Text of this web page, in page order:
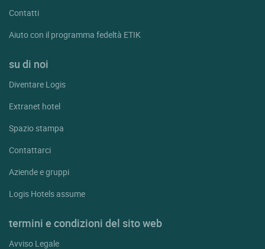
Contatti
Aiuto con il programma fedeltà ETIK
su di noi
Diventare Logis
Extranet hotel
Spazio stampa
Contattarci
Aziende e gruppi
Logis Hotels assume
termini e condizioni del sito web
Avviso Legale